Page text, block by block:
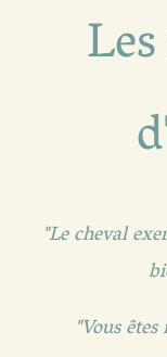
"Le cheval
"Vous